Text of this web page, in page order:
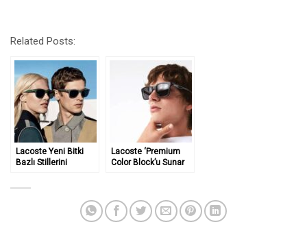
Related Posts:
Lacoste Yeni Bitki
Bazlı Stillerini
Lacoste ‘Premium
Color Block’u Sunar